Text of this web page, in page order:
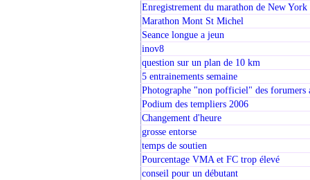
Enregistrement du marathon de New
Marathon Mont St Michel
Seance longue a jeun
inov8
question sur un plan de 10 km
5 entrainements semaine
Photographe "non pofficiel" des forumers
Podium des templiers 2006
Changement d'heure
grosse entorse
temps de soutien
Pourcentage VMA et FC trop élevé
conseil pour un débutant